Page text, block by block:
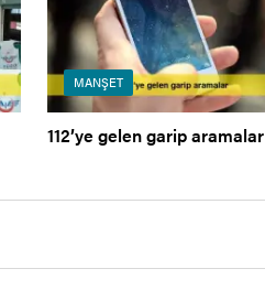
MANŞET
112’ye gelen garip aramalar